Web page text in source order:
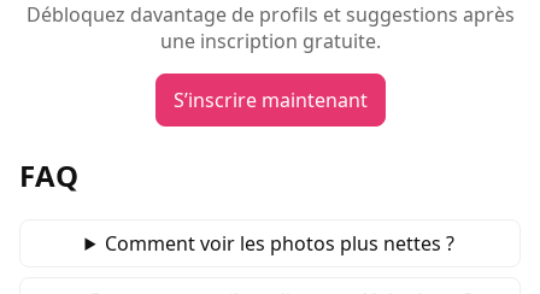
Débloquez davantage de profils et suggestions après
une inscription gratuite.
S’inscrire maintenant
FAQ
Comment voir les photos plus nettes ?